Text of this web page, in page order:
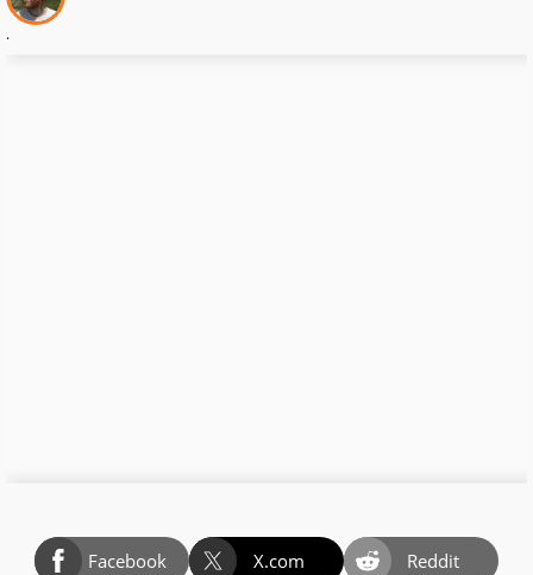
.
Facebook X.com
Reddit